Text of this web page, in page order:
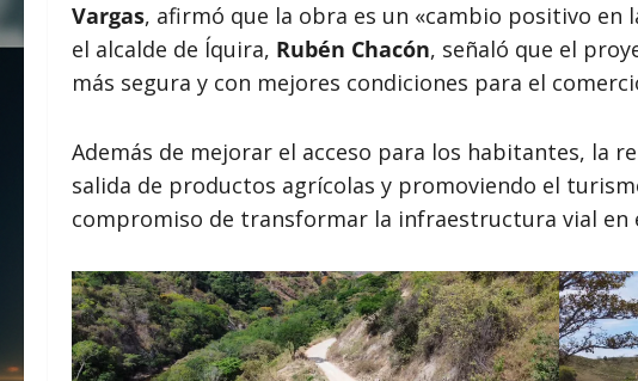
Vargas, afirmó que la obra es un «cambio positivo
el alcalde de Íquira, Rubén Chacón, señaló que el
más segura y con mejores condiciones para el
Además de mejorar el acceso para los habitantes, la
salida de productos agrícolas y promoviendo el
compromiso de transformar la infraestructura vial en